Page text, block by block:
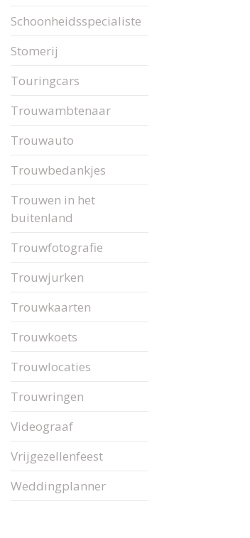
Schoonheidsspecialiste
Stomerij
Touringcars
Trouwambtenaar
Trouwauto
Trouwbedankjes
Trouwen in het
buitenland
Trouwfotografie
Trouwjurken
Trouwkaarten
Trouwkoets
Trouwlocaties
Trouwringen
Videograaf
Vrijgezellenfeest
Weddingplanner